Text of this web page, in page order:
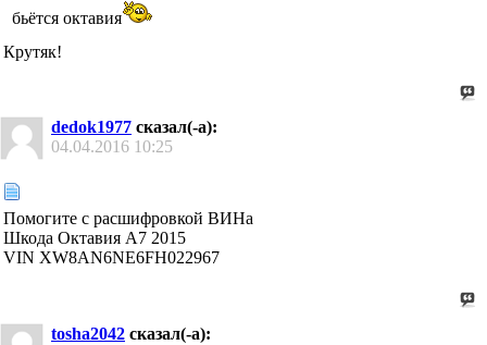
бьётся октавия
Крутяк!
dedok1977 сказал(-а):
04.04.2016 10:25
Помогите с расшифровкой ВИНа
Шкода Октавия А7 2015
VIN XW8AN6NE6FH022967
tosha2042 сказал(-а):